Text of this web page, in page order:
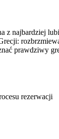
najbardziej
rezerwacji